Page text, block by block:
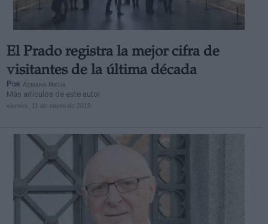
El Prado registra la mejor cifra de
visitantes de la última década
Por Adriana Rocha
Más artículos de este autor
viernes, 11 de enero de 2019